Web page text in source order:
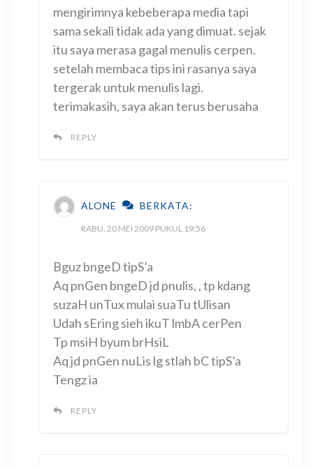
mengirimnya kebeberapa media tapi
sama sekali tidak ada yang dimuat. sejak
itu saya merasa gagal menulis cerpen.
setelah membaca tips ini rasanya saya
tergerak untuk menulis lagi.
terimakasih, saya akan terus berusaha
REPLY
ALONE BERKATA:
RABU, 20 MEI 2009 PUKUL 19:56
Bguz bngeD tipS’a
Aq pnGen bngeD jd pnulis, , tp kdang
suzaH unTux mulai suaTu tUlisan
Udah sEring sieh ikuT lmbA cerPen
Tp msiH byum brHsiL
Aq jd pnGen nuLis lg stlah bC tipS’a
Tengz ia
REPLY